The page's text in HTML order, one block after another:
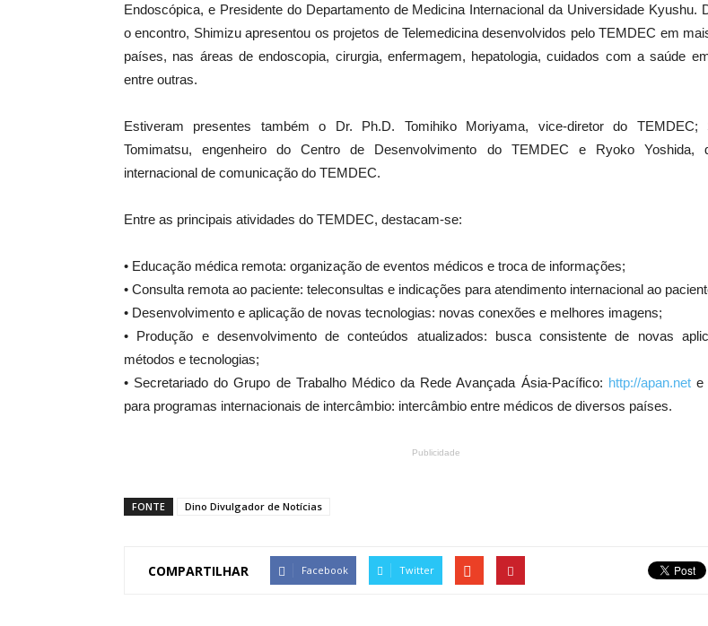
Endoscópica, e Presidente do Departamento de Medicina Internacional da Universidade Kyushu.
o encontro, Shimizu apresentou os projetos de Telemedicina desenvolvidos pelo TEMDEC em
países, nas áreas de endoscopia, cirurgia, enfermagem, hepatologia, cuidados com a saúde
entre outras.
Estiveram presentes também o Dr. Ph.D. Tomihiko Moriyama, vice-diretor do TEMDEC;
Tomimatsu, engenheiro do Centro de Desenvolvimento do TEMDEC e Ryoko Yoshida,
internacional de comunicação do TEMDEC.
Entre as principais atividades do TEMDEC, destacam-se:
• Educação médica remota: organização de eventos médicos e troca de informações;
• Consulta remota ao paciente: teleconsultas e indicações para atendimento internacional ao
• Desenvolvimento e aplicação de novas tecnologias: novas conexões e melhores imagens;
• Produção e desenvolvimento de conteúdos atualizados: busca consistente de novas
métodos e tecnologias;
• Secretariado do Grupo de Trabalho Médico da Rede Avançada Ásia-Pacífico: http://apan.nete
para programas internacionais de intercâmbio: intercâmbio entre médicos de diversos países.
Publicidade
FONTE Dino Divulgador de Notícias
COMPARTILHAR Facebook Twitter